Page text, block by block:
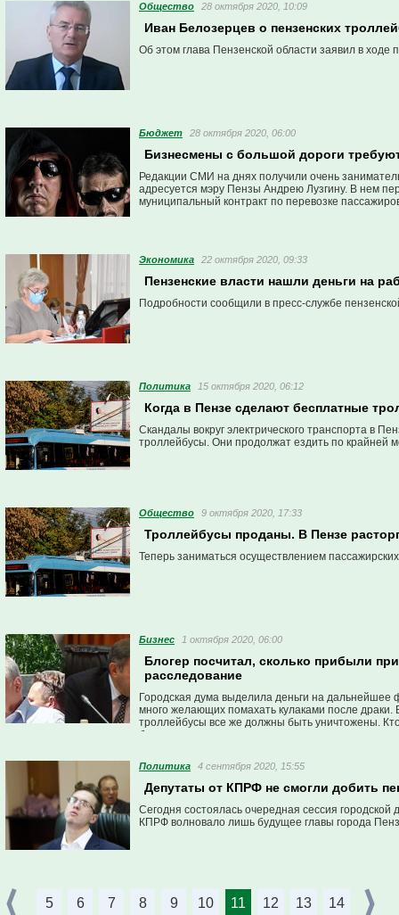
Общество 28 октября 2020, 10:09
Иван Белозерцев о пензенских
Об этом глава Пензенской области заявил в
Бюджет 28 октября 2020, 06:00
Бизнесмены с большой дороги
Редакции СМИ на днях получили очень
адресуется мэру Пензы Андрею Лузгину. В нем
муниципальный контракт по перевозке
Экономика 22 октября 2020, 09:33
Пензенские власти нашли деньги на
Подробности сообщили в пресс-службе
Политика 15 октября 2020, 06:12
Когда в Пензе сделают бесплатные
Скандалы вокруг электрического транспорта в
троллейбусы. Они продолжат ездить по крайней
Общество 9 октября 2020, 17:33
Троллейбусы проданы. В Пензе
Теперь заниматься осуществлением
Бизнес 1 октября 2020, 06:00
Блогер посчитал, сколько прибыли
расследование
Городская дума выделила деньги на
много желающих помахать кулаками после
троллейбусы все же должны быть уничтожены.
блогеры.
Политика 4 сентября 2020, 15:55
Депутаты от КПРФ не смогли добить
Сегодня состоялась очередная сессия
КПРФ волновало лишь будущее главы города
5 6 7 8 9 10 11 12 13 14